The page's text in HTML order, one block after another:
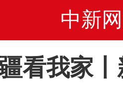
中新网
看我家